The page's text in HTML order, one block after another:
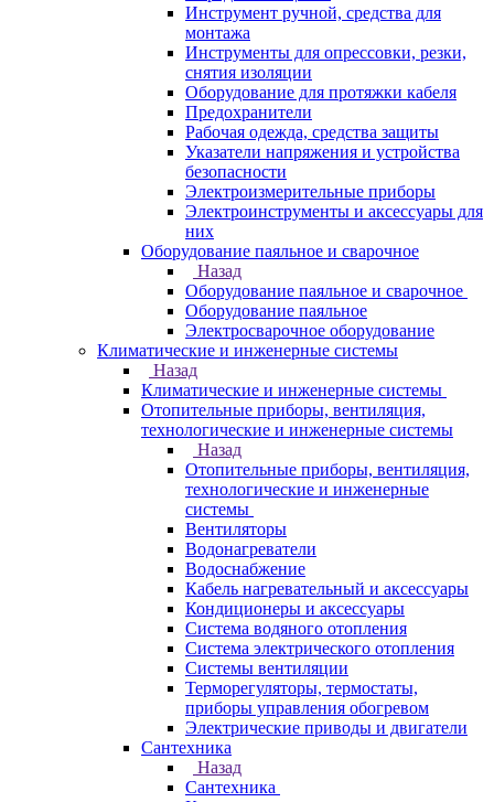
Инструмент ручной, средства для
монтажа
Инструменты для опрессовки, резки,
снятия изоляции
Оборудование для протяжки кабеля
Предохранители
Рабочая одежда, средства защиты
Указатели напряжения и устройства
безопасности
Электроизмерительные приборы
Электроинструменты и аксессуары для
них
Оборудование паяльное и сварочное
Назад
Оборудование паяльное и сварочное
Оборудование паяльное
Электросварочное оборудование
Климатические и инженерные системы
Назад
Климатические и инженерные системы
Отопительные приборы, вентиляция,
технологические и инженерные системы
Назад
Отопительные приборы, вентиляция,
технологические и инженерные
системы
Вентиляторы
Водонагреватели
Водоснабжение
Кабель нагревательный и аксессуары
Кондиционеры и аксессуары
Система водяного отопления
Система электрического отопления
Системы вентиляции
Терморегуляторы, термостаты,
приборы управления обогревом
Электрические приводы и двигатели
Сантехника
Назад
Сантехника